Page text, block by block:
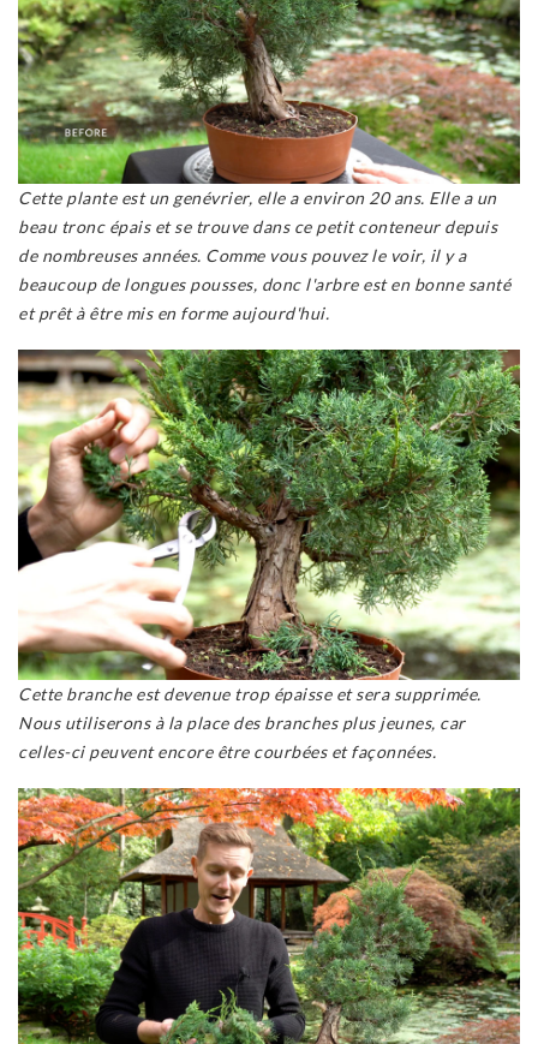
Cette plante est un genévrier, elle a environ 20 ans. Elle a un
beau tronc épais et se trouve dans ce petit conteneur depuis
de nombreuses années. Comme vous pouvez le voir, il y a
beaucoup de longues pousses, donc l'arbre est en bonne santé
et prêt à être mis en forme aujourd'hui.
Cette branche est devenue trop épaisse et sera supprimée.
Nous utiliserons à la place des branches plus jeunes, car
celles-ci peuvent encore être courbées et façonnées.